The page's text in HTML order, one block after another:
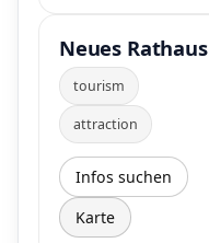
Neues Rathaus
tourism
attraction
Infos suchen
Karte